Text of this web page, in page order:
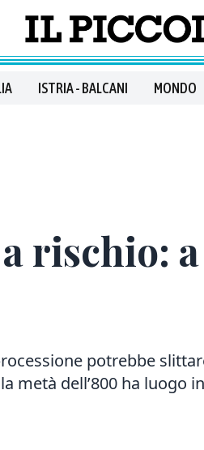
ISTRIA - BALCANI MONDO
rischio:
potrebbe
metà dell’800 ha luogo in